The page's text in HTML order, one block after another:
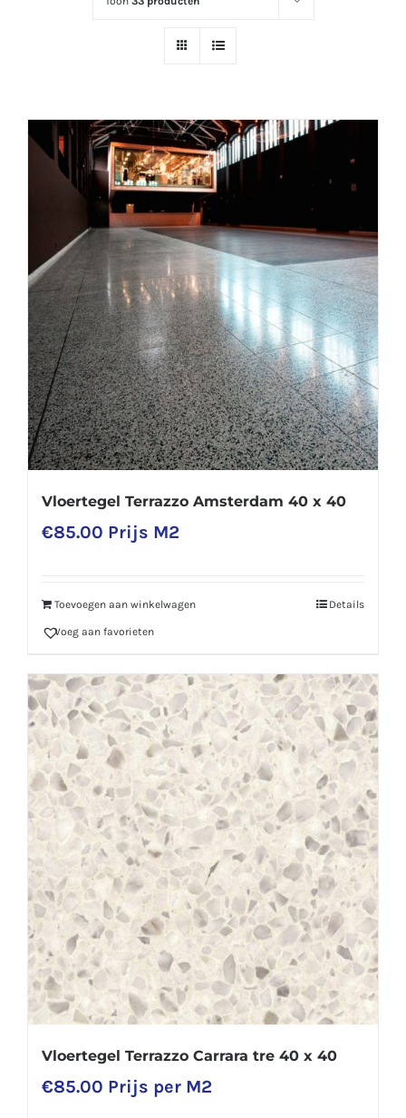
Vloertegel Terrazzo Amsterdam 40 x 40
€85.00 Prijs M2
Toevoegen aan winkelwagen Details
Voeg aan favorieten
Vloertegel Terrazzo Carrara tre 40 x 40
€85.00 Prijs per M2